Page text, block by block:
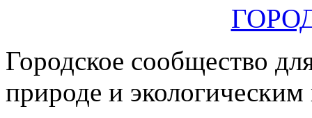
Городское сообщество
природе и